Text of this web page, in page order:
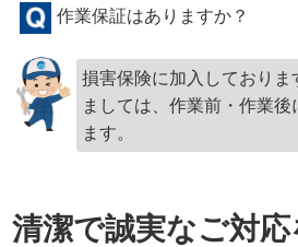
作業保証はありますか？
損害保険に加入しておりま
ましては、作業前・作業
ます。
清潔で誠実なご対